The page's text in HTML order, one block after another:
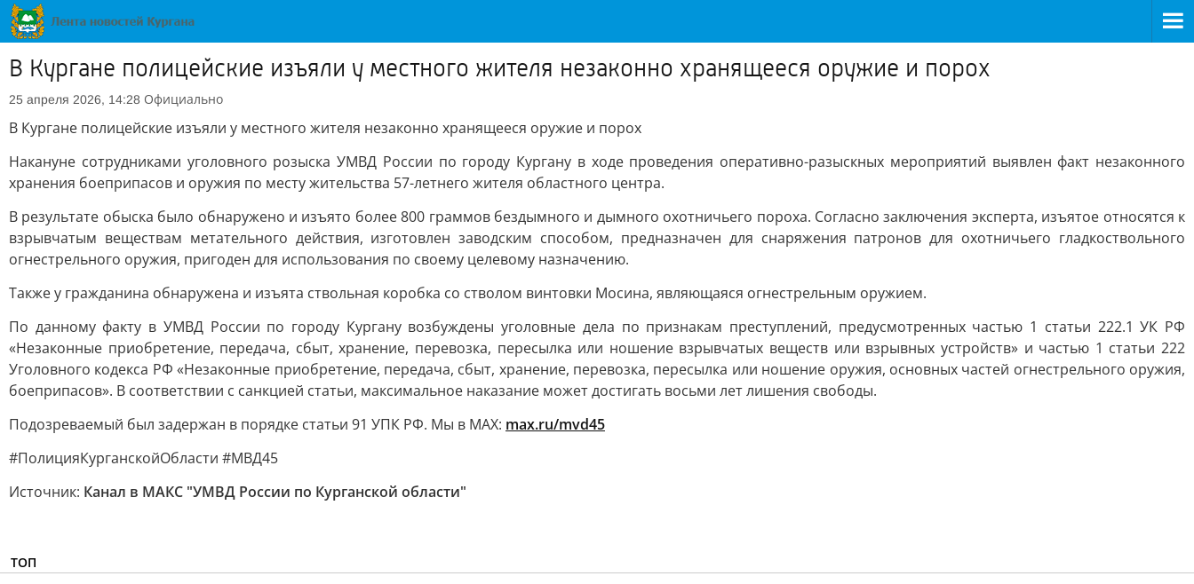
В Кургане полицейские изъяли у местного жителя незаконно хранящееся оружие и порох
25 апреля 2026, 14:28 Официально
В Кургане полицейские изъяли у местного жителя незаконно хранящееся оружие и порох
Накануне сотрудниками уголовного розыска УМВД России по городу Кургану в ходе проведения оперативно-разыскных мероприятий выявлен факт незаконного
хранения боеприпасов и оружия по месту жительства 57-летнего жителя областного центра.
В результате обыска было обнаружено и изъято более 800 граммов бездымного и дымного охотничьего пороха. Согласно заключения эксперта, изъятое относятся к
взрывчатым веществам метательного действия, изготовлен заводским способом, предназначен для снаряжения патронов для охотничьего гладкоствольного
огнестрельного оружия, пригоден для использования по своему целевому назначению.
Также у гражданина обнаружена и изъята ствольная коробка со стволом винтовки Мосина, являющаяся огнестрельным оружием.
По данному факту в УМВД России по городу Кургану возбуждены уголовные дела по признакам преступлений, предусмотренных частью 1 статьи 222.1 УК РФ
«Незаконные приобретение, передача, сбыт, хранение, перевозка, пересылка или ношение взрывчатых веществ или взрывных устройств» и частью 1 статьи 222
Уголовного кодекса РФ «Незаконные приобретение, передача, сбыт, хранение, перевозка, пересылка или ношение оружия, основных частей огнестрельного оружия,
боеприпасов». В соответствии с санкцией статьи, максимальное наказание может достигать восьми лет лишения свободы.
Подозреваемый был задержан в порядке статьи 91 УПК РФ. Мы в MAX: max.ru/mvd45
#ПолицияКурганскойОбласти #МВД45
Источник: Канал в МАКС "УМВД России по Курганской области"
ТОП